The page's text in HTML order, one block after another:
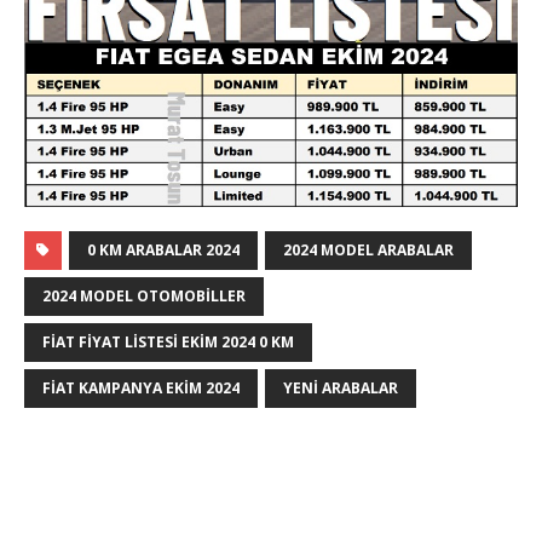
0 KM ARABALAR 2024 2024 MODEL ARABALAR
2024 MODEL OTOMOBILLER
FIAT FIYAT LISTESI EKIM 2024 0 KM
FIAT KAMPANYA EKIM 2024 YENI ARABALAR